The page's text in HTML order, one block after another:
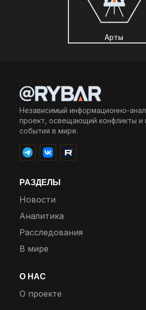
Арты
Независимый информационно-
проект, освещающий конфликты и
события в мире.
РАЗДЕЛЫ
Новости
Аналитика
Расследования
В мире
О НАС
О проекте